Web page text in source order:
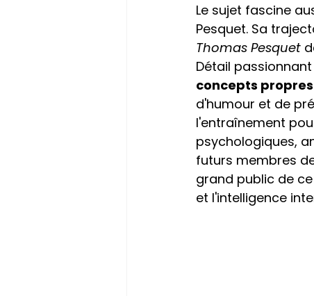
Le sujet fascine
Pesquet. Sa
Thomas Pesquet
Détail
concepts
d'humour et de
l'entraînement
psychologiques,
futurs membres
grand public de
et l'intelligence